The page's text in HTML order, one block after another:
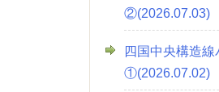
②(2026.07.03)
四国中央構造線
①(2026.07.02)